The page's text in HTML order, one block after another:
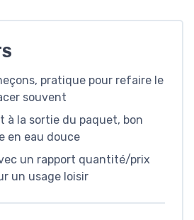
pratique pour refaire le
souvent
à la sortie du paquet, bon
en eau douce
un rapport quantité/prix
un usage loisir